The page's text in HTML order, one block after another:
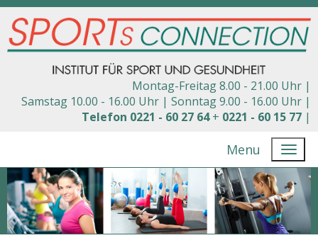
Montag-Freitag 8.00 - 21.00 Uhr |
Samstag 10.00 - 16.00 Uhr | Sonntag 9.00 - 16.00 Uhr |
Telefon 0221 - 60 27 64+ 0221 - 60 15 77 |
Menu